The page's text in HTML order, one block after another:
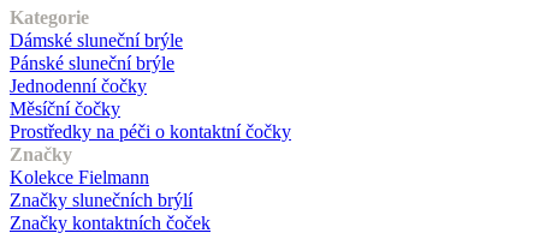
Kategorie
Dámské sluneční brýle
Pánské sluneční brýle
Jednodenní čočky
Měsíční čočky
Prostředky na péči o kontaktní čočky
Značky
Kolekce Fielmann
Značky slunečních brýlí
Značky kontaktních čoček